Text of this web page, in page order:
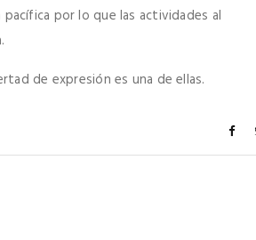
por lo que las actividades al
de expresión es una de ellas.